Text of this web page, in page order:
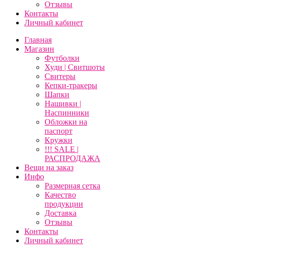
Отзывы
Контакты
Личный кабинет
Главная
Магазин
Футболки
Худи | Свитшоты
Свитеры
Кепки-тракеры
Шапки
Нашивки |
Наспинники
Обложки на
паспорт
Кружки
!!! SALE |
РАСПРОДАЖА
Вещи на заказ
Инфо
Размерная сетка
Качество
продукции
Доставка
Отзывы
Контакты
Личный кабинет